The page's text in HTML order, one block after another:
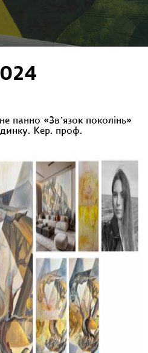
панно «Звʼязок поколінь»
Кер. проф.